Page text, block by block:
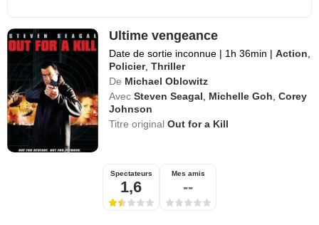
Ultime vengeance
Date de sortie inconnue | 1h 36min | Action
Policier,Thriller
De Michael Oblowitz
Avec Steven Seagal Michelle Goh ,Corey
Johnson
Titre originalOut for a Kill
Spectateurs
1,6
Mes amis
--